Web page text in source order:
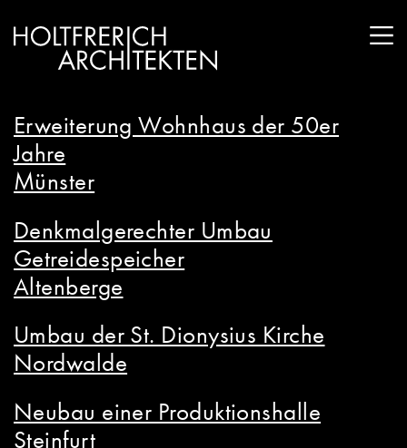
Erweiterung Wohnhaus der 50er
Jahre
Münster
Denkmalgerechter Umbau
Getreidespeicher
Altenberge
Umbau der St. Dionysius Kirche
Nordwalde
Neubau einer Produktionshalle
Steinfurt